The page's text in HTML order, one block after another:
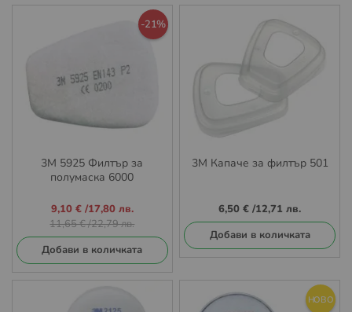
-21%
3М 5925 Филтър за
полумаска 6000
Промо
цена
9,10 €/17,80 лв.
11,65 €/22,79 лв.
Добави в количката
3M Капаче за филтър 501
6,50 € /12,71 лв.
Добави в количката
НОВО